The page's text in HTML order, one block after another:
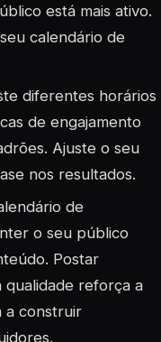
está mais ativo.
calendário de
diferentes horários
de engajamento
Ajuste o seu
nos resultados.
de
o seu público
Postar
reforça a
a construir